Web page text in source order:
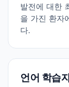
발전에 대한
을 가진 환자
다.
언어 학습